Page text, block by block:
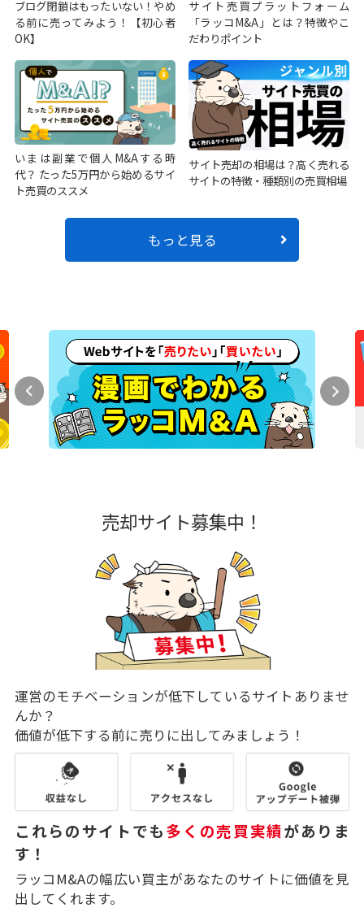
ブログ閉鎖はもったいない！やめ
る前に売ってみよう！【初心者
OK】
サイト売買プラットフォーム
「ラッコM&A」とは？特徴やこ
だわりポイント
いまは副業で個人M&Aする時
代？ たった5万円から始めるサイ
ト売買のススメ
サイト売却の相場は？高く売れる
サイトの特徴・種類別の売買相場
もっと見る
売却サイト募集中！
運営のモチベーションが低下しているサイトありませ
んか？
価値が低下する前に売りに出してみましょう！
これらのサイトでも多くの売買実績がありま
す！
ラッコM&Aの幅広い買主があなたのサイトに価値を見
出してくれます。